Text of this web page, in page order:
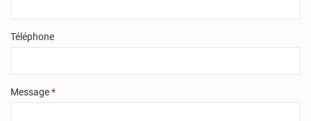
Téléphone
Message*